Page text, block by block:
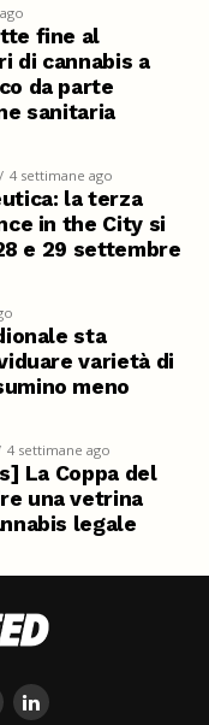
fine al
di cannabis a
da parte
sanitaria
4 settimane ago
la terza
in the City si
e 29 settembre
sta
varietà di
meno
4 settimane ago
La Coppa del
una vetrina
legale